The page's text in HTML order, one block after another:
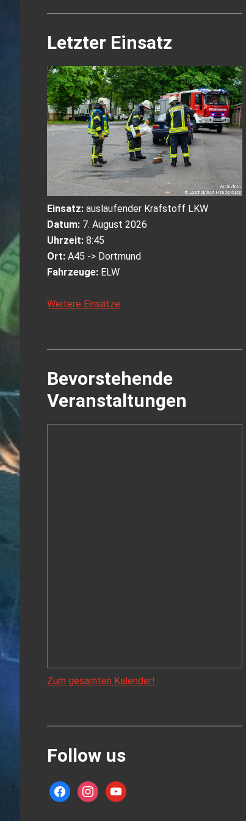
Letzter Einsatz
Einsatz: auslaufender Krafstoff LKW
Datum: 7. August 2026
Uhrzeit: 8:45
Ort: A45 -> Dortmund
Fahrzeuge: ELW
Weitere Einsätze
Bevorstehende
Veranstaltungen
Zum gesamten Kalender!
Follow us
facebookinstagramyoutube